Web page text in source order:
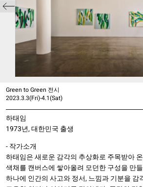
Green to Green 전시
2023.3.3(Fri)-4.1(Sat)
하태임
1973년, 대한민국 출생
- 작가소개
하태임은 새로운 감각의 추상화로 주목받아
색채를 캔버스에 쌓아올려 모던한 구성을 만
하나에 인간의 사고와 정서, 느낌과 기분을 감